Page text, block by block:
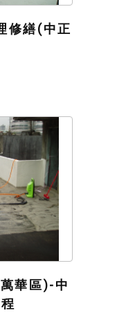
修繕(中正
華區)-中